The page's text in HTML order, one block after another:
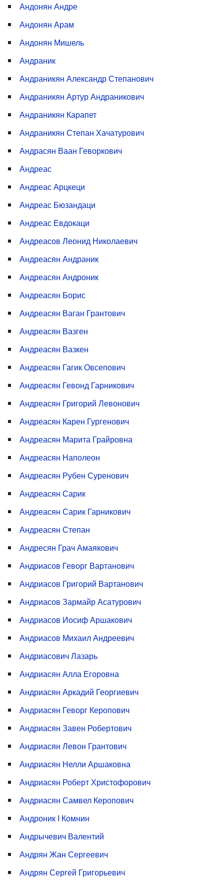
Андонян Андре
Андонян Арам
Андонян Мишель
Андраник
Андраникян Александр Степанович
Андраникян Артур Андраникович
Андраникян Карапет
Андраникян Степан Хачатурович
Андрасян Ваан Геворкович
Андреас
Андреас Арцкеци
Андреас Бюзандаци
Андреас Евдокаци
Андреасов Леонид Николаевич
Андреасян Андраник
Андреасян Андроник
Андреасян Борис
Андреасян Ваган Грантович
Андреасян Вазген
Андреасян Вазкен
Андреасян Гагик Овсепович
Андреасян Гевонд Гарникович
Андреасян Григорий Левонович
Андреасян Карен Гургенович
Андреасян Марита Грайровна
Андреасян Наполеон
Андреасян Рубен Суренович
Андреасян Сарик
Андреасян Сарик Гарникович
Андреасян Степан
Андресян Грач Амаякович
Андриасов Геворг Вартанович
Андриасов Григорий Вартанович
Андриасов Зармайр Асатурович
Андриасов Иосиф Аршакович
Андриасов Михаил Андреевич
Андриасович Лазарь
Андриасян Алла Егоровна
Андриасян Аркадий Георгиевич
Андриасян Геворг Керопович
Андриасян Завен Робертович
Андриасян Левон Грантович
Андриасян Нелли Аршаковна
Андриасян Роберт Христофорович
Андриасян Самвел Керопович
Андроник I Комнин
Андрычевич Валентий
Андрян Жан Сергеевич
Андрян Сергей Григорьевич